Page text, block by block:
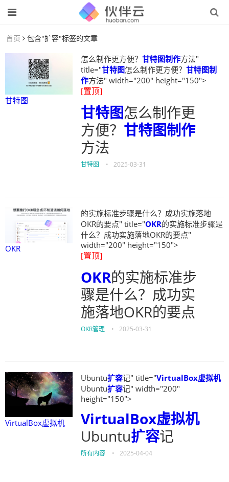
首页 包含"扩容"标签的文章
甘特图
怎么制作更方便？ 甘特图制作方法"
title="甘特图怎么制作更方便？ 甘特图制
作方法" width="200" height="150">
[置顶]
甘特图怎么制作更
方便？ 甘特图制作
方法
甘特图 • 2025-03-31
OKR
的实施标准步骤是什么？成功实施落地
OKR的要点" title="OKR的实施标准步骤是
什么？成功实施落地OKR的要点"
width="200" height="150">
[置顶]
OKR的实施标准步
骤是什么？成功实
施落地OKR的要点
OKR管理 • 2025-03-31
VirtualBox虚拟机
Ubuntu扩容记" title="VirtualBox虚拟机
Ubuntu扩容记" width="200"
height="150">
VirtualBox虚拟机
Ubuntu扩容记
所有内容 • 2025-04-04